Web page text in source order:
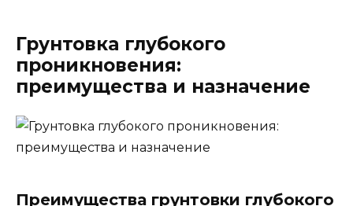
Грунтовка глубокого
проникновения:
преимущества и назначение
Преимущества грунтовки глубокого